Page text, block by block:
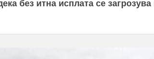
без итна исплата се